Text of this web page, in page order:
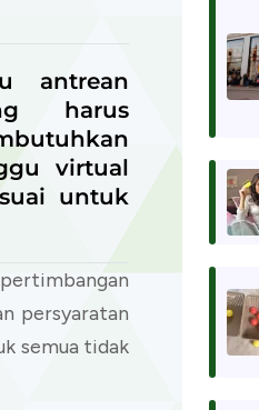
antrean
harus
virtual
untuk
persyaratan
semua tidak